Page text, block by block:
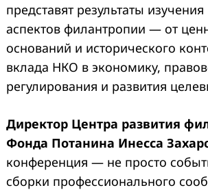
представят результаты
аспектов филантропии — от
оснований и исторического
вклада НКО в экономику,
регулирования и развития
Директор Центра развития
Фонда Потанина Инесса
конференция — не просто
сборки профессионального